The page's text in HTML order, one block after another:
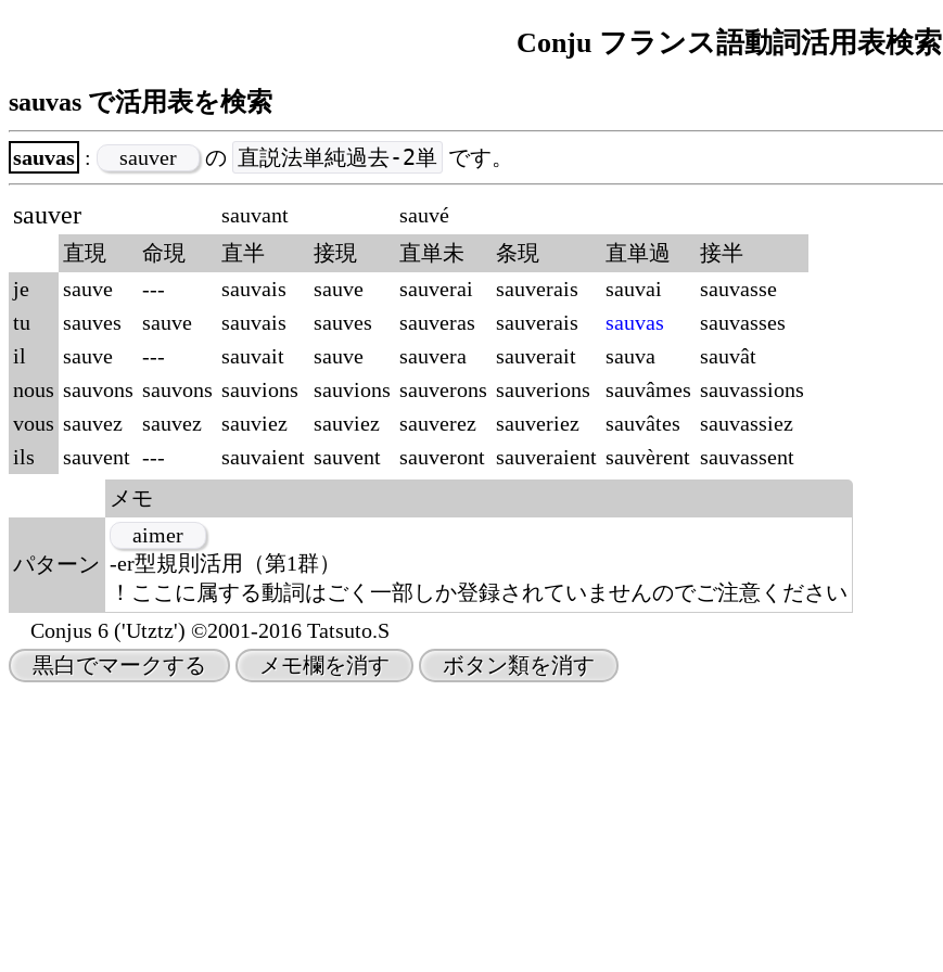
Conju フランス語動詞活用表検索
sauvas で活用表を検索
sauvas : sauver の 直説法単純過去-2単 です。
sauver sauvant
sauvé
直現
命現 直半 接現 直単未 条現 直単過
接半
je
sauve --- sauvais sauve sauverai sauverais sauvai
sauvasse
tu
sauves sauve sauvais sauves sauveras sauverais sauvas
sauvasses
il
sauve --- sauvait sauve sauvera sauverait sauva
sauvât
nous sauvons sauvons sauvions sauvions sauverons sauverions sauvâmes sauvassions
vous sauvez sauvez sauviez sauviez sauverez sauveriez sauvâtes
sauvassiez
ils
sauvent --- sauvaient sauvent sauveront sauveraient sauvèrent sauvassent
メモ
パターン
aimer
-er型規則活用（第1群）
！ここに属する動詞はごく一部しか登録されていませんのでご注意ください
Conjus 6 ('Utztz') ©2001-2016 Tatsuto.S
黒白でマークする
メモ欄を消す ボタン類を消す